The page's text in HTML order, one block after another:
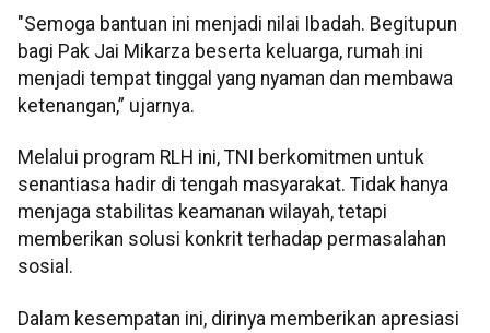
"Semoga bantuan ini menjadi nilai Ibadah. Begitupun
bagi Pak Jai Mikarza beserta keluarga, rumah ini
menjadi tempat tinggal yang nyaman dan membawa
ketenangan,” ujarnya.
Melalui program RLH ini, TNI berkomitmen untuk
senantiasa hadir di tengah masyarakat. Tidak hanya
menjaga stabilitas keamanan wilayah, tetapi
memberikan solusi konkrit terhadap permasalahan
sosial.
Dalam kesempatan ini, dirinya memberikan apresiasi